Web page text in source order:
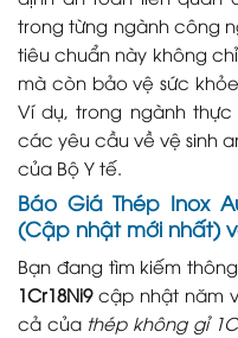
trong từng ngành công
tiêu chuẩn này không
mà còn bảo vệ sức
Ví dụ, trong ngành
các yêu cầu về vệ sinh
của Bộ Y tế.
Báo Giá Thép Inox
(Cập nhật mới nhất)
Bạn đang tìm kiếm
1Cr18Ni9cập nhật năm
cả của thép không gỉ